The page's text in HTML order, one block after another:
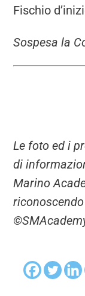
Fischio
Sospesa la
Le foto ed i
di
Marino